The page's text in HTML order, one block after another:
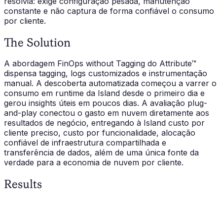
constante e não captura de forma confiável o consumo
por cliente.
The Solution
A abordagem FinOps without Tagging do Attribute™
dispensa tagging, logs customizados e instrumentação
manual. A descoberta automatizada começou a varrer o
consumo em runtime da Island desde o primeiro dia e
gerou insights úteis em poucos dias. A avaliação plug-
and-play conectou o gasto em nuvem diretamente aos
resultados de negócio, entregando à Island custo por
cliente preciso, custo por funcionalidade, alocação
confiável de infraestrutura compartilhada e
transferência de dados, além de uma única fonte da
verdade para a economia de nuvem por cliente.
Results